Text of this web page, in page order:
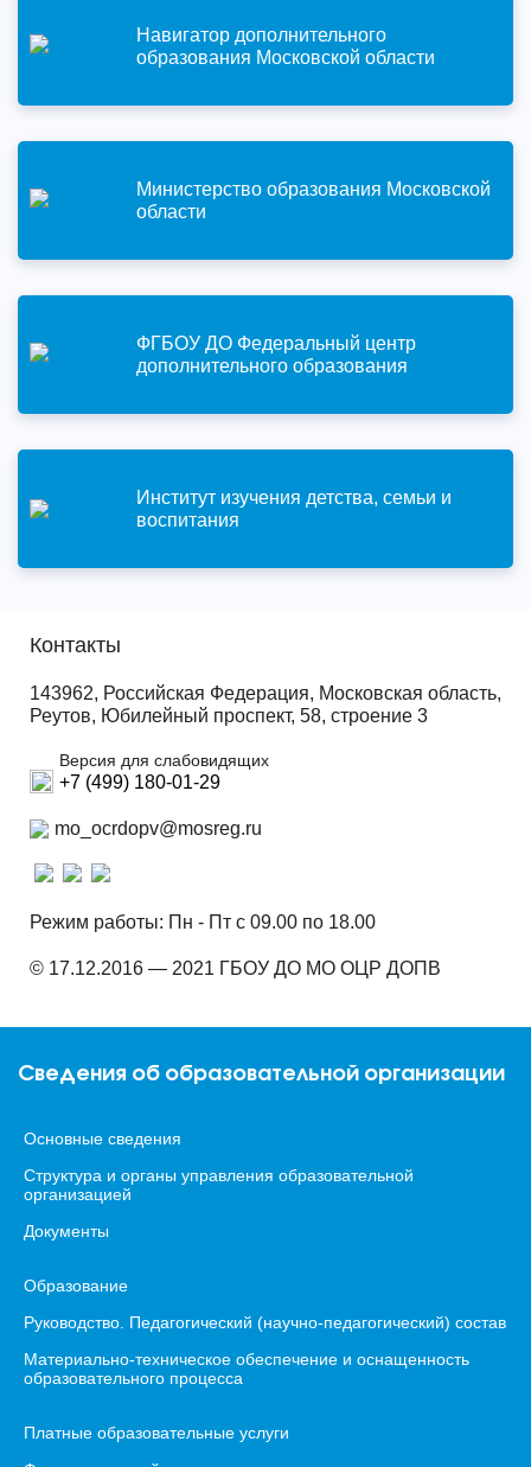
Навигатор дополнительного
образования Московской области
Министерство образования Московской
области
ФГБОУ ДО Федеральный центр
дополнительного образования
Институт изучения детства, семьи и
воспитания
Контакты
143962, Российская Федерация, Московская область,
Реутов, Юбилейный проспект, 58, строение 3
Версия для слабовидящих
+7 (499) 180-01-29
mo_ocrdopv@mosreg.ru
Режим работы: Пн - Пт с 09.00 по 18.00
© 17.12.2016 — 2021 ГБОУ ДО МО ОЦР ДОПВ
Сведения об образовательной организации
Основные сведения
Структура и органы управления образовательной
организацией
Документы
Образование
Руководство. Педагогический (научно-педагогический) состав
Материально-техническое обеспечение и оснащенность
образовательного процесса
Платные образовательные услуги